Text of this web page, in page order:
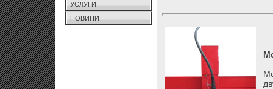
УСЛУГИ
НОВИНИ